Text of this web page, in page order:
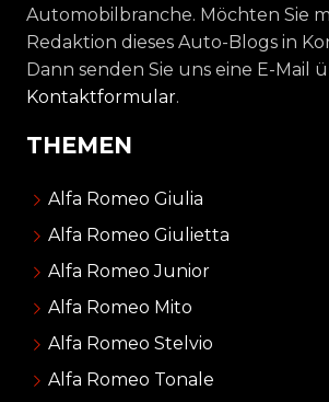
Automobilbranche. Möchten Sie
Redaktion dieses Auto-Blogs in
Dann senden Sie uns eine E-Mail
Kontaktformular.
THEMEN
Alfa Romeo Giulia
Alfa Romeo Giulietta
Alfa Romeo Junior
Alfa Romeo Mito
Alfa Romeo Stelvio
Alfa Romeo Tonale